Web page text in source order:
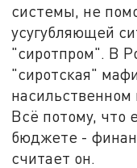
системы, не
усугубляющей
"сиротпром". В
"сиротская"
насильственном
Всё потому, что
бюджете -
считает он.